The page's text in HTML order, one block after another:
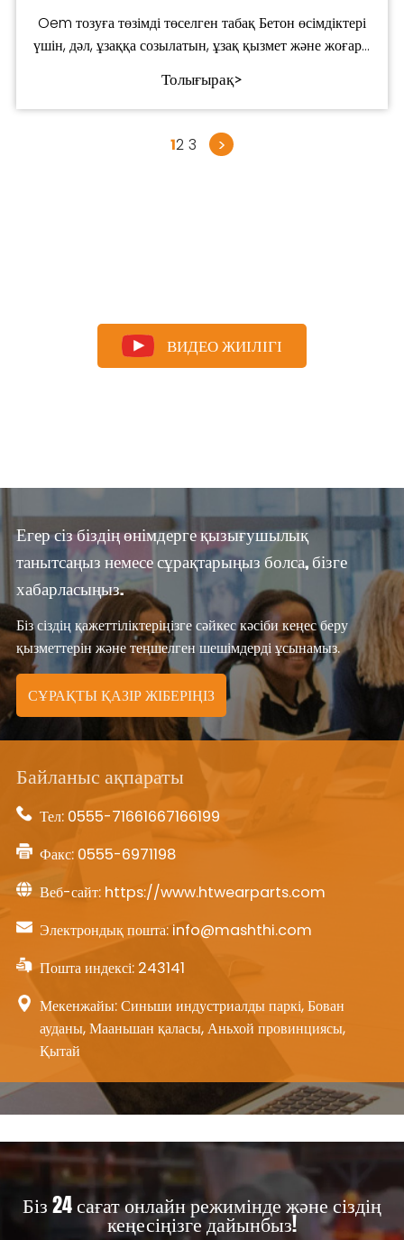
Oem тозуға төзімді төселген табақ Бетон өсімдіктері
үшін, дәл, ұзаққа созылатын, ұзақ қызмет және жоғары
Толығырақ>
12 3 >
ВИДЕО ЖИІЛІГІ
Егер сіз біздің өнімдерге қызығушылық
танытсаңыз немесе сұрақтарыңыз болса, бізге
хабарласыңыз.
Біз сіздің қажеттіліктеріңізге сәйкес кәсіби кеңес беру
қызметтерін және теңшелген шешімдерді ұсынамыз.
СҰРАҚТЫ ҚАЗІР ЖІБЕРІҢІЗ
Байланыс ақпараты
Тел: 0555-71661667166199
Факс: 0555-6971198
Веб-сайт: https://www.htwearparts.com
Электрондық пошта: info@mashthi.com
Пошта индексі: 243141
Мекенжайы: Синьши индустриалды паркі, Бован
ауданы, Мааньшан қаласы, Аньхой провинциясы,
Қытай
Біз 24 сағат онлайн режимінде және сіздің
кеңесіңізге дайынбыз!